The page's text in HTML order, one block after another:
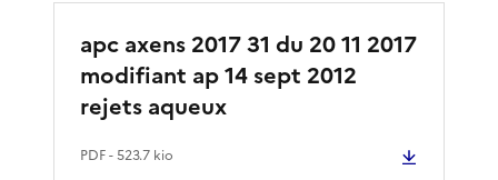
apc axens 2017 31 du 20 11 2017
modifiant ap 14 sept 2012
rejets aqueux
PDF- 523.7 kio